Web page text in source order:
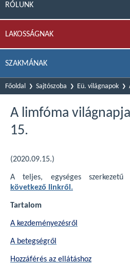
RÓLUNK
LAKOSSÁGNAK
SZAKMÁNAK
Főoldal Sajtószoba Eü. világnapok
A limfóma
15.
(2020.09.15.)
A teljes, egységes
következő linkről.
Tartalom
A kezdeményezésről
A betegségről
Hozzáférés az ellátáshoz